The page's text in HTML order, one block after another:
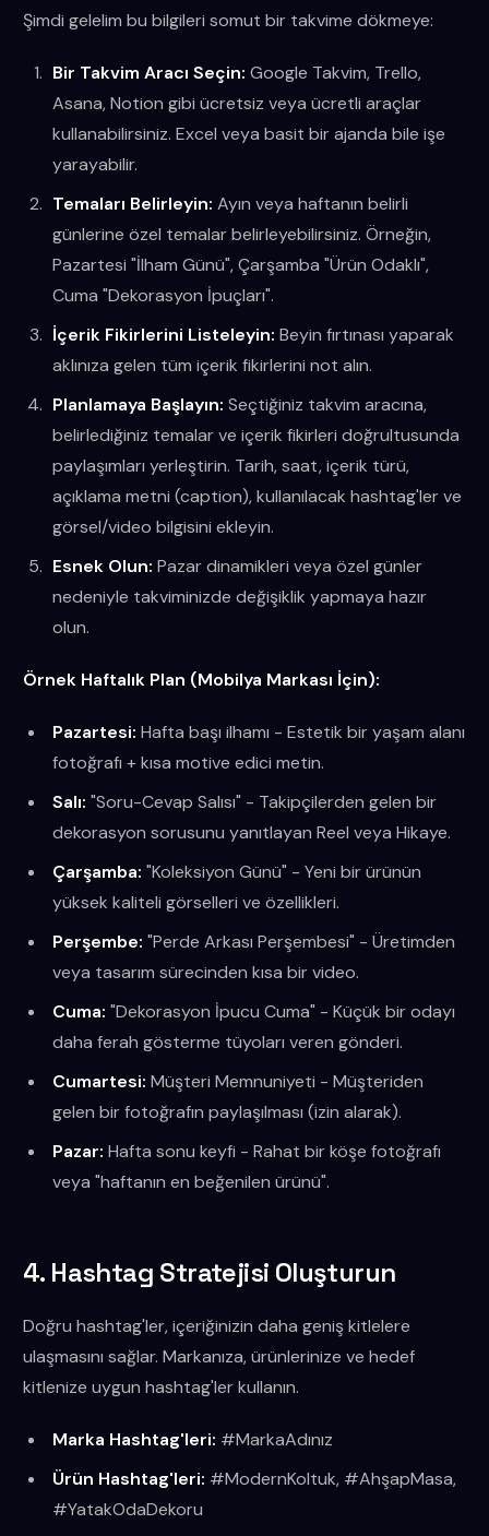
Şimdi gelelim bu bilgileri somut bir takvime dökmeye:
Bir Takvim Aracı Seçin: Google Takvim, Trello,
Asana, Notion gibi ücretsiz veya ücretli araçlar
kullanabilirsiniz. Excel veya basit bir ajanda bile işe
yarayabilir.
Temaları Belirleyin: Ayın veya haftanın belirli
günlerine özel temalar belirleyebilirsiniz. Örneğin,
Pazartesi "İlham Günü", Çarşamba "Ürün Odaklı",
Cuma "Dekorasyon İpuçları".
İçerik Fikirlerini Listeleyin: Beyin fırtınası yaparak
aklınıza gelen tüm içerik fikirlerini not alın.
Planlamaya Başlayın: Seçtiğiniz takvim aracına,
belirlediğiniz temalar ve içerik fikirleri doğrultusunda
paylaşımları yerleştirin. Tarih, saat, içerik türü,
açıklama metni (caption), kullanılacak hashtag'ler ve
görsel/video bilgisini ekleyin.
Esnek Olun: Pazar dinamikleri veya özel günler
nedeniyle takviminizde değişiklik yapmaya hazır
olun.
Örnek Haftalık Plan (Mobilya Markası İçin):
Pazartesi: Hafta başı ilhamı - Estetik bir yaşam alanı
fotoğrafı + kısa motive edici metin.
Salı: "Soru-Cevap Salısı" - Takipçilerden gelen bir
dekorasyon sorusunu yanıtlayan Reel veya Hikaye.
Çarşamba: "Koleksiyon Günü" - Yeni bir ürünün
yüksek kaliteli görselleri ve özellikleri.
Perşembe: "Perde Arkası Perşembesi" - Üretimden
veya tasarım sürecinden kısa bir video.
Cuma: "Dekorasyon İpucu Cuma" - Küçük bir odayı
daha ferah gösterme tüyoları veren gönderi.
Cumartesi: Müşteri Memnuniyeti - Müşteriden
gelen bir fotoğrafın paylaşılması (izin alarak).
Pazar: Hafta sonu keyfi - Rahat bir köşe fotoğrafı
veya "haftanın en beğenilen ürünü".
4. Hashtag Stratejisi Oluşturun
Doğru hashtag'ler, içeriğinizin daha geniş kitlelere
ulaşmasını sağlar. Markanıza, ürünlerinize ve hedef
kitlenize uygun hashtag'ler kullanın.
Marka Hashtag'leri: #MarkaAdınız
Ürün Hashtag'leri: #ModernKoltuk, #AhşapMasa,
#YatakOdaDekoru